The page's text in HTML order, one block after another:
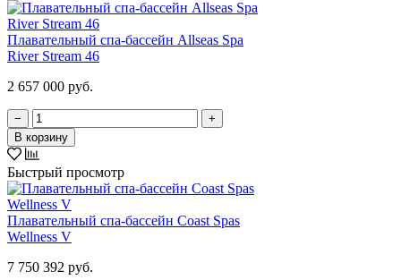
Плавательный спа-бассейн Allseas Spa
River Stream 46
2 657 000 руб.
−
+
В корзину
Быстрый просмотр
Плавательный спа-бассейн Coast Spas
Wellness V
7 750 392 руб.